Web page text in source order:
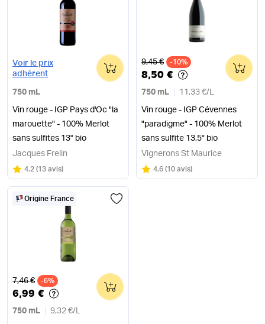
Voir le prix
adhérent
750 mL
Vin rouge - IGP Pays d'Oc "la
marouette" - 100% Merlot
sans sulfites 13° bio
0
Jacques Frelin
Note
4.2 sur 5
(13 avis)
Ancien prix
9,45 € -10%
8,50 €
750 mL 11,33 €/ L
Vin rouge - IGP Cévennes
"paradigme" - 100% Merlot
sans sulfite 13,5° bio
0
Vignerons St Maurice
Note
4.6 sur 5
(10 avis)
Origine France
Ancien prix
7,46 € -6%
6,99 €
750 mL 9,32 €/ L
0